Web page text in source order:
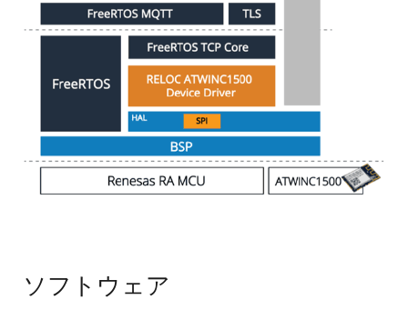
ソフトウェア